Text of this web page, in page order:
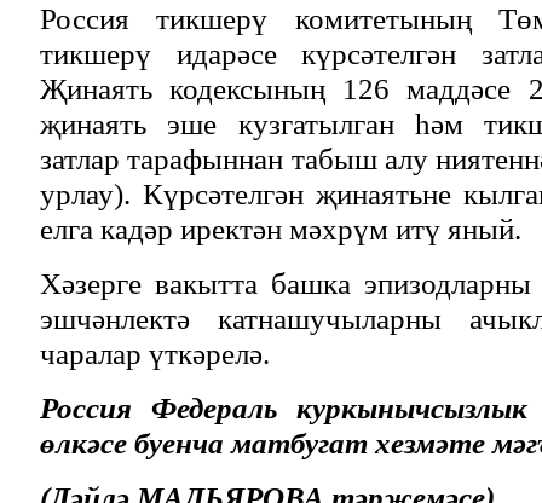
Россия тикшерү комитетының
тикшерү идарәсе күрсәтелгән
Җинаять кодексының 126 маддәсе
җинаять эше кузгатылган һәм
затлар тарафыннан табыш алу
урлау). Күрсәтелгән җинаятьне
елга кадәр иректән мәхрүм итү яный.
Хәзерге вакытта башка
эшчәнлектә катнашучыларны
чаралар үткәрелә.
Россия Федераль
өлкәсе буенча матбугат хезмәте